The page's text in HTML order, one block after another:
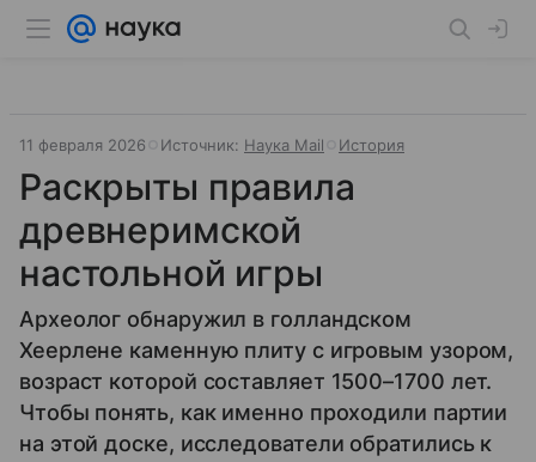
11 февраля 2026 Источник: Наука Mail История
Раскрыты правила
древнеримской
настольной игры
Археолог обнаружил в голландском
Хеерлене каменную плиту с игровым узором,
возраст которой составляет 1500–1700 лет.
Чтобы понять, как именно проходили партии
на этой доске, исследователи обратились к